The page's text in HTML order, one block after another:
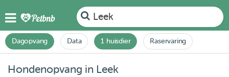
Leek
Dagopvang Data 1 huisdier Raservaring
Hondenopvang in Leek